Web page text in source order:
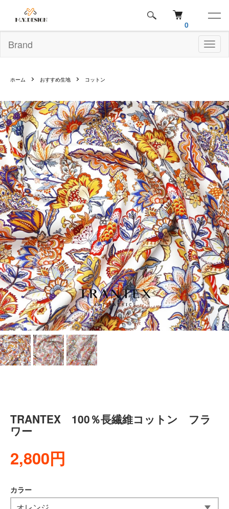
Brand
0
ホーム おすすめ生地 コットン
TRANTEX 100％長繊維コットン フラ
ワー
2,800円
カラー